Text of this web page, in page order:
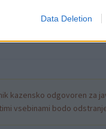
Data Deletion
kazensko odgovoren za
vsebinami bodo